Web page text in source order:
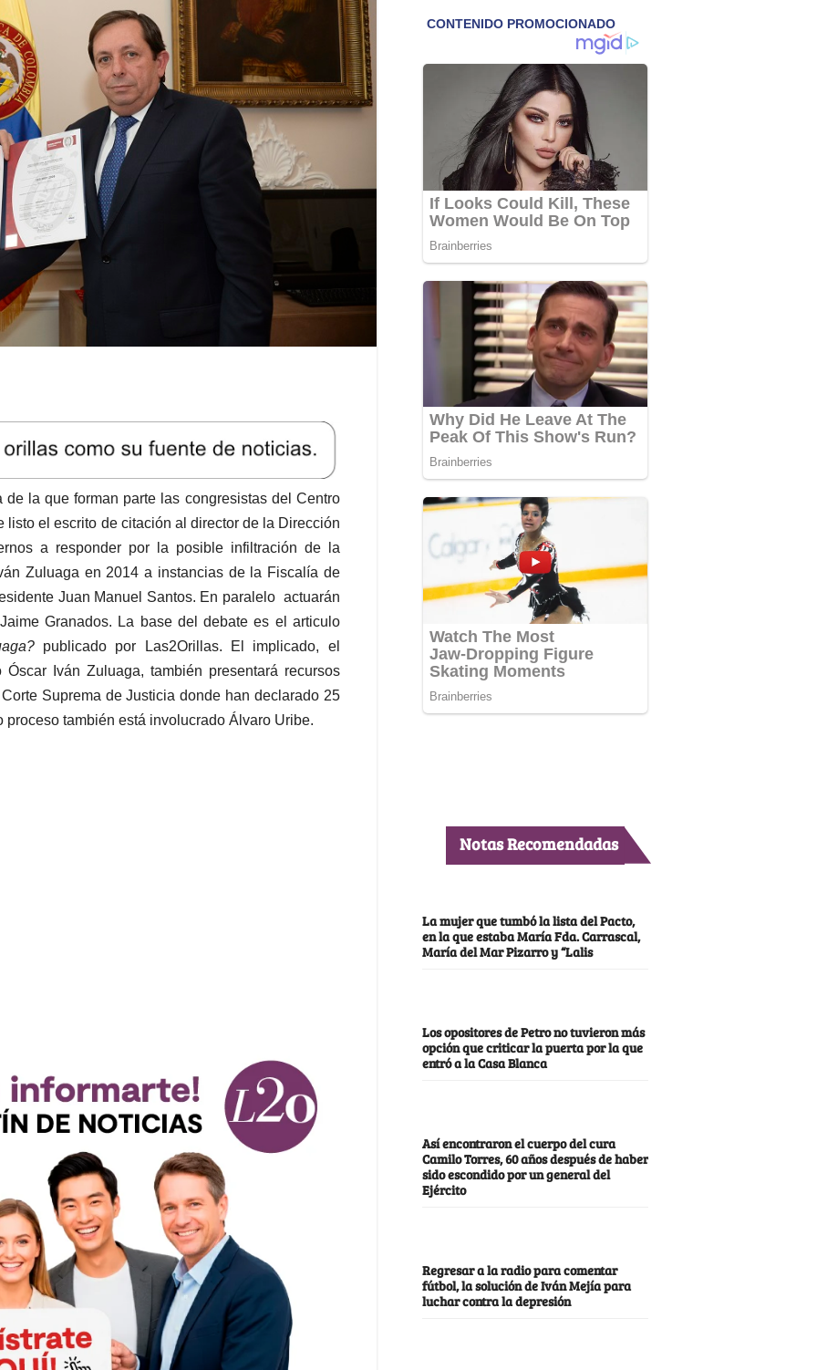
la que forman parte las congresistas del Centro
el escrito de citación al director de la Dirección
a responder por la posible infiltración de la
Zuluaga en 2014 a instancias de la Fiscalía de
Juan Manuel Santos. En paralelo actuarán
Granados. La base del debate es el articulo
publicado por Las2Orillas. El implicado, el
Iván Zuluaga, también presentará recursos
Suprema de Justicia donde han declarado 25
también está involucrado Álvaro Uribe.
Notas Recomendadas
La mujer que tumbó la lista del Pacto,
en la que estaba María Fda. Carrascal,
María del Mar Pizarro y “Lalis
Los opositores de Petro no tuvieron más
opción que criticar la puerta por la que
entró a la Casa Blanca
Así encontraron el cuerpo del cura
Camilo Torres, 60 años después de haber
sido escondido por un general del
Ejército
Regresar a la radio para comentar
fútbol, la solución de Iván Mejía para
luchar contra la depresión